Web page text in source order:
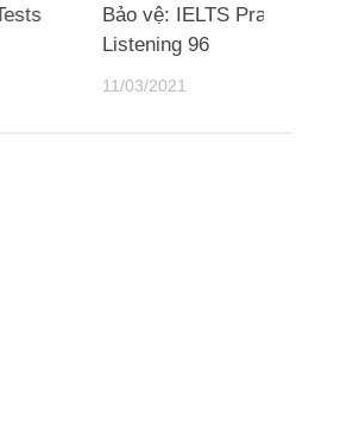
Bảo vệ: IELTS Practice Tests
Listening 96
11/03/2021